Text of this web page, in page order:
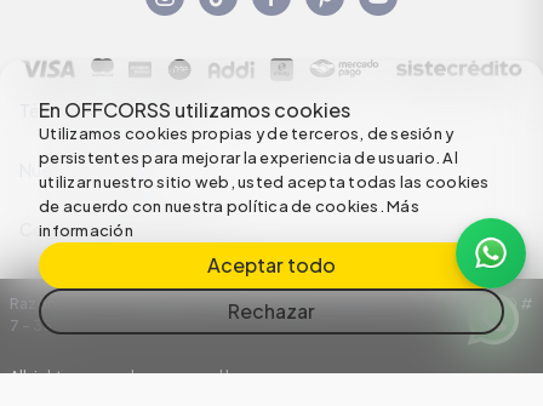
En OFFCORSS utilizamos cookies
Utilizamos cookies propias y de terceros, de sesión y
persistentes para mejorar la experiencia de usuario. Al
utilizar nuestro sitio web, usted acepta todas las cookies
de acuerdo con nuestra política de cookies.Más
información
Aceptar todo
Rechazar
Términos y condiciones
Nuestras Políticas
Configuración de Cookies
Razón Social: C.I HERMECO S.A. NIT: 890924167-6 Dirección: Carrera 50 #
7 – 35
All rights reserved empowered by